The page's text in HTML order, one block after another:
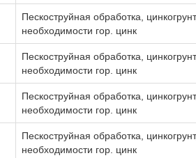
Пескоструйная обработка,
необходимости гор. цинк
Пескоструйная обработка,
необходимости гор. цинк
Пескоструйная обработка,
необходимости гор. цинк
Пескоструйная обработка,
необходимости гор. цинк